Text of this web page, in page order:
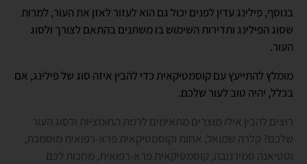
בנוסף, פילינג עדין לפנים יכול גם הוא לעזור לאזן את העור, למרות
שסוג הפילינג ותדירות השימוש בו משתנים בהתאם לצורך ולסוג
העור.
מומלץ להתייעץ עם קוסמטיקאית כדי להבין איזה סוג של פילינג, אם
בכלל, יהיה טוב לעור שלכם.
רוצים להבין אילו מוצרים מתאימים לרמת החומציות ולסוג העור
שלכם? קלרה שמואל, אחות וקוסמטיקאית פרא-רפואית מוסמכת,
וטטיאנה סמירנובה, קוסמטיקאית פרא-רפואית, מחכות לכם